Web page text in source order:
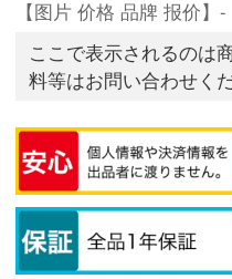
【图片 价格 品牌 报价】-
ここで表示されるのは
料等はお問い合わせく